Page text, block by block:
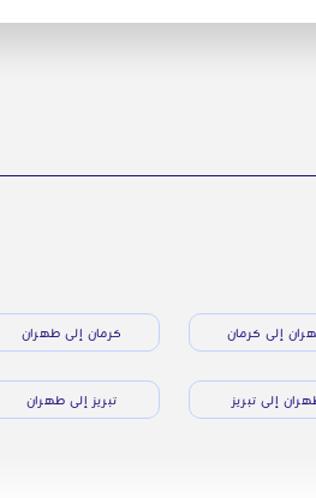
إلى كرمان كرمان إلى طهران
إلى تبريز تبريز إلى طهران